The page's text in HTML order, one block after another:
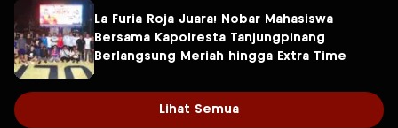
La Furia Roja Juara! Nobar Mahasiswa
Bersama Kapolresta Tanjungpinang
Berlangsung Meriah hingga Extra Time
Lihat Semua